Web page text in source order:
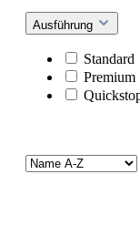
Ausführung
Standard
Premium